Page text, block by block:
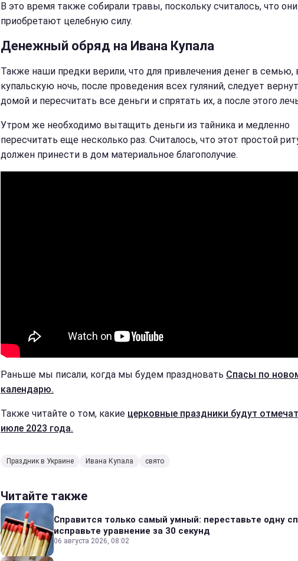
В это время также собирали травы, поскольку считалось, что они
приобретают целебную силу.
Денежный обряд на Ивана Купала
Также наши предки верили, что для привлечения денег в семью,
купальскую ночь, после проведения всех гуляний, следует
домой и пересчитать все деньги и спрятать их, а после этого
Утром же необходимо вытащить деньги из тайника и медленно
пересчитать еще несколько раз. Считалось, что этот простой
должен принести в дом материальное благополучие.
Раньше мы писали, когда мы будем праздновать Спасы по
календарю.
Также читайте о том, какие церковные праздники будут
июле 2023 года.
Праздник в Украине Ивана Купала свято
Читайте также
Справится только самый умный: переставьте одну
исправьте уравнение за 30 секунд
06 августа 2026, 08:02